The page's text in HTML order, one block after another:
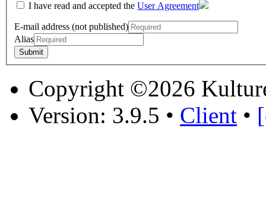
I have read and accepted the User Agreement
E-mail address (not published)
Alias
Copyright ©2026
Version: 3.9.5 • Client •